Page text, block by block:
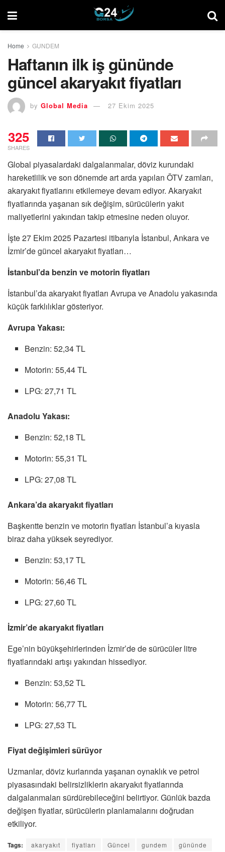
Home GUNDEM
Haftanın ilk iş gününde
güncel akaryakıt fiyatları
by Global Media 27 Ekim 2025
325
SHARES
Global piyasalardaki dalgalanmalar, döviz kurundaki
hareketlilik ve son dönemde art arda yapılan ÖTV zamları,
akaryakıt fiyatlarını etkilemeye devam ediyor. Akaryakıt
fiyatlarında yaşanan sık değişim, sürücülerin yakıt
maliyetlerini yakından takip etmesine neden oluyor.
İşte 27 Ekim 2025 Pazartesi itibarıyla İstanbul, Ankara ve
İzmir’de güncel akaryakıt fiyatları…
İstanbul’da benzin ve motorin fiyatları
İstanbul’da akaryakıt fiyatları Avrupa ve Anadolu yakasında
küçük farklılıklar gösteriyor.
Avrupa Yakası:
Benzin: 52,34 TL
Motorin: 55,44 TL
LPG: 27,71 TL
Anadolu Yakası:
Benzin: 52,18 TL
Motorin: 55,31 TL
LPG: 27,08 TL
Ankara’da akaryakıt fiyatları
Başkentte benzin ve motorin fiyatları İstanbul’a kıyasla
biraz daha yüksek seyrediyor.
Benzin: 53,17 TL
Motorin: 56,46 TL
LPG: 27,60 TL
İzmir’de akaryakıt fiyatları
Ege’nin büyükşehirlerinden İzmir’de de sürücüler litre
fiyatlarındaki artışı yakından hissediyor.
Benzin: 53,52 TL
Motorin: 56,77 TL
LPG: 27,53 TL
Fiyat değişimleri sürüyor
Uzmanlar, döviz kurlarında yaşanan oynaklık ve petrol
piyasasındaki belirsizliklerin akaryakıt fiyatlarında
dalgalanmaları sürdürebileceğini belirtiyor. Günlük bazda
değişen fiyatlar, sürücülerin planlamalarını doğrudan
etkiliyor.
Tags: akaryakıt fiyatları Güncel gundem
gününde